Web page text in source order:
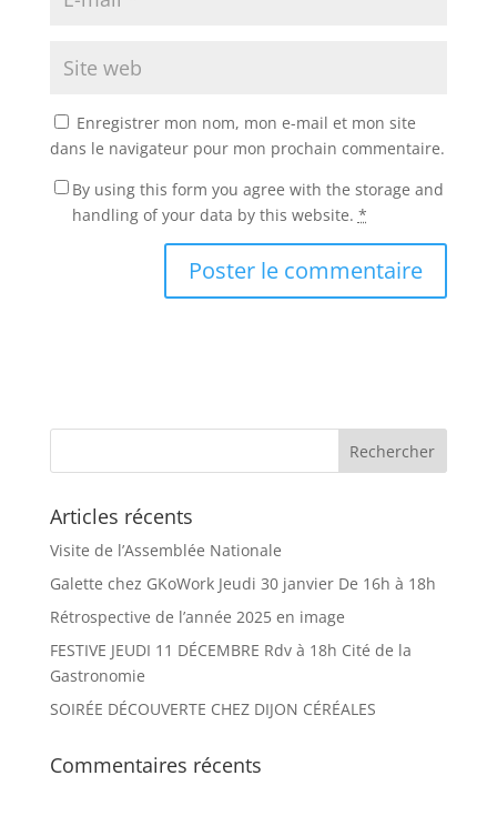
Enregistrer mon nom, mon e-mail et mon site
dans le navigateur pour mon prochain commentaire.
By using this form you agree with the storage and
handling of your data by this website. *
Articles récents
Visite de l’Assemblée Nationale
Galette chez GKoWork Jeudi 30 janvier De 16h à 18h
Rétrospective de l’année 2025 en image
FESTIVE JEUDI 11 DÉCEMBRE Rdv à 18h Cité de la
Gastronomie
SOIRÉE DÉCOUVERTE CHEZ DIJON CÉRÉALES
Commentaires récents